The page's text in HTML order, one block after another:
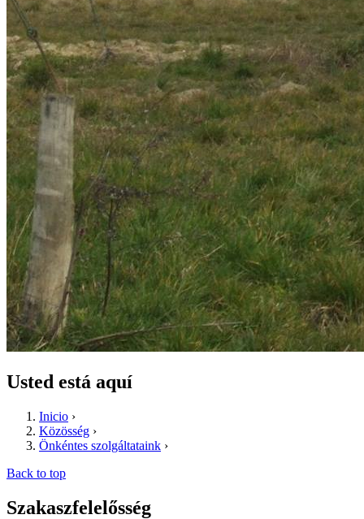
Usted está aquí
Inicio ›
Közösség ›
Önkéntes szolgáltataink ›
Back to top
Szakaszfelelősség